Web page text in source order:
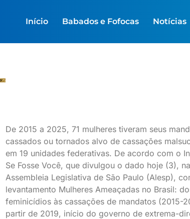
Início Babados e Fofocas Notícias
De 2015 a 2025, 71 mulheres tiveram seus
cassados ou tornados alvo de cassações
em 19 unidades federativas. De acordo com o
Se Fosse Você, que divulgou o dado hoje (3), na
Assembleia Legislativa de São Paulo (Alesp),
levantamento Mulheres Ameaçadas no Brasil:
feminicídios às cassações de mandatos (2015-
partir de 2019, início do governo de extrema-